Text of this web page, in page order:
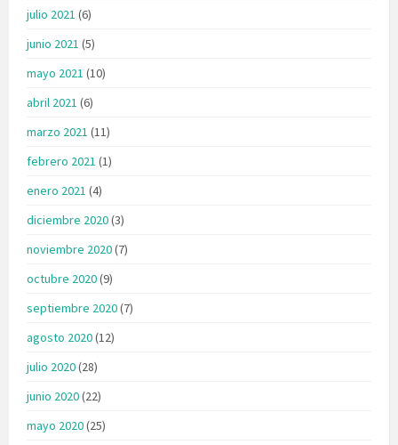
julio 2021 (6)
junio 2021 (5)
mayo 2021 (10)
abril 2021 (6)
marzo 2021 (11)
febrero 2021 (1)
enero 2021 (4)
diciembre 2020(3)
noviembre 2020(7)
octubre 2020(9)
septiembre 2020(7)
agosto 2020(12)
julio 2020(28)
junio 2020(22)
mayo 2020(25)